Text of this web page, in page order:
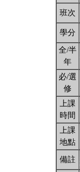
班次
學分
全/半
年
必/選
修
上課
時間
上課
地點
備註